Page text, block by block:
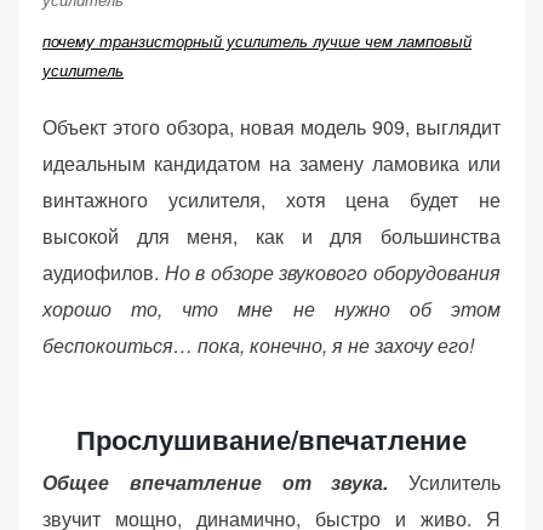
почему транзисторный усилитель лучше чем ламповый
усилитель
Объект этого обзора, новая модель 909, выглядит
идеальным кандидатом на замену ламовика или
винтажного усилителя, хотя цена будет не
высокой для меня, как и для большинства
аудиофилов. Но в обзоре звукового оборудования
хорошо то, что мне не нужно об этом
беспокоиться… пока, конечно, я не захочу его!
Прослушивание/впечатление
Общее впечатление от звука. Усилитель
звучит мощно, динамично, быстро и живо. Я